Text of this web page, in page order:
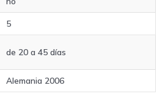
5
de 20 a 45 días
Alemania 2006